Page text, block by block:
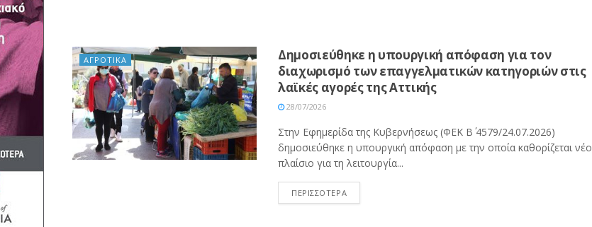
ΑΓΡΟΤΙΚΑ
Δημοσιεύθηκε η υπουργική απόφαση για τον
διαχωρισμό των επαγγελματικών κατηγοριών στις
λαϊκές αγορές της Αττικής
28/07/2026
Στην Εφημερίδα της Κυβερνήσεως (ΦΕΚ Β΄ 4579/24.07.2026)
δημοσιεύθηκε η υπουργική απόφαση με την οποία καθορίζεται νέο
πλαίσιο για τη λειτουργία...
ΠΕΡΙΣΣΟΤΕΡΑ